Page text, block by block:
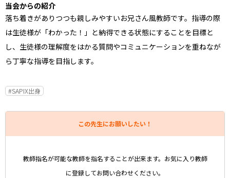
当会からの紹介
落ち着きがありつつも親しみやすいお兄さん風教師です。指導の際
は生徒様が「わかった！」と納得できる状態にすることを目標と
し、生徒様の理解度をはかる質問やコミュニケーションを重ねなが
ら丁寧な指導を目指します。
#SAPIX出身
この先生にお願いしたい！
教師指名が可能な教師を指名することが出来ます。お気に入り教師
に登録してお問い合わせください。